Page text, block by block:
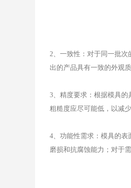
2、一致性：对于同一批
出的产品具有一致的外观质
3、精度要求：根据模具
粗糙度应尽可能低，以减
4、功能性需求：模具的
磨损和抗腐蚀能力；对于